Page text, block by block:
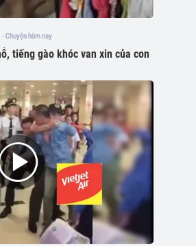
- Chuyện hôm nay
tiếng gào khóc van xin của con